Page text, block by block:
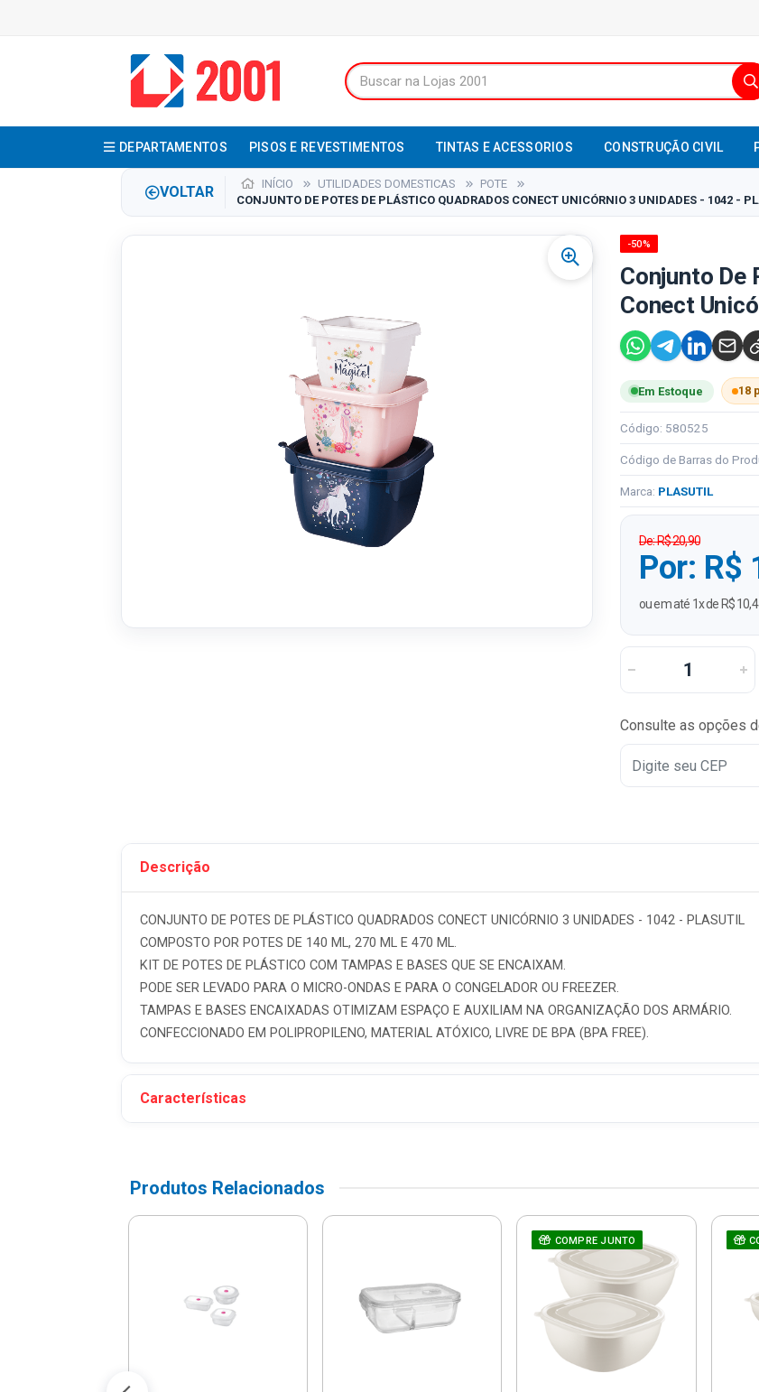
DEPARTAMENTOS PISOS E REVESTIMENTOS TINTAS E ACESSORIOS CONSTRUÇÃO CIVIL
VOLTAR INÍCIO UTILIDADES DOMESTICAS
POTE
CONJUNTO DE POTES DE PLÁSTICO QUADRADOS CONECT UNICÓRNIO 3 UNIDADES - 1042 -
-50%
Conjunto De
Conect
Em Estoque 18
Código: 580525
Código de Barras do
Marca: PLASUTIL
De: R$ 20,90
Por: R$
ou em até 1x de R$
Consulte as opções
Descrição
CONJUNTO DE POTES DE PLÁSTICO QUADRADOS CONECT UNICÓRNIO 3 UNIDADES - 1042 - PLASUTIL
COMPOSTO POR POTES DE 140 ML, 270 ML E 470 ML.
KIT DE POTES DE PLÁSTICO COM TAMPAS E BASES QUE SE ENCAIXAM.
PODE SER LEVADO PARA O MICRO-ONDAS E PARA O CONGELADOR OU FREEZER.
TAMPAS E BASES ENCAIXADAS OTIMIZAM ESPAÇO E AUXILIAM NA ORGANIZAÇÃO DOS ARMÁRIO.
CONFECCIONADO EM POLIPROPILENO, MATERIAL ATÓXICO, LIVRE DE BPA (BPA FREE).
Características
Produtos Relacionados
COMPRE JUNTO